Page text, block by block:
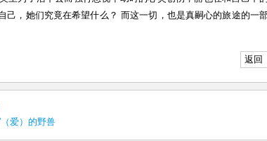
己，她们究竟在希望什么？ 而这一切，也是真嗣心的旅途的一
返回
爱）的野兽